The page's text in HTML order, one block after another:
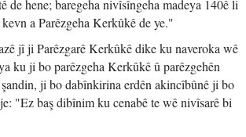
de hene; baregeha nivîsîngeha madeya 140ê li
a Parêzgeha Kerkûkê de ye."
jî ji Parêzgarê Kerkûkê dike ku naveroka wê
ku ji bo parêzgeha Kerkûkê û parêzgehên
ji bo dabînkirina erdên akincîbûnê ji bo
"Ez baş dibînim ku cenabê te wê nivîsarê bi